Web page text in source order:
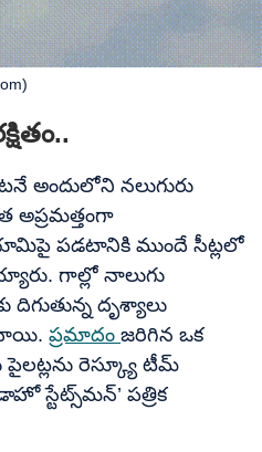
అందులోని నలుగురు
అప్రమత్తంగా
పడటానికి ముందే సీట్లలో
గాల్లో నాలుగు
దిగుతున్న దృశ్యాలు
ప్రమాదం జరిగిన ఒక
రెస్క్యూ టీమ్
స్టేట్స్‌మన్’ పత్రిక